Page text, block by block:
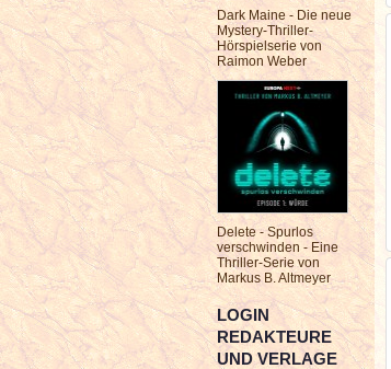
Dark Maine - Die neue
Mystery-Thriller-
Hörspielserie von
Raimon Weber
Delete - Spurlos
verschwinden - Eine
Thriller-Serie von
Markus B. Altmeyer
LOGIN
REDAKTEURE
UND VERLAGE